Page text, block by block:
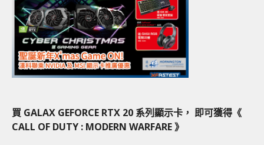
買 GALAX GEFORCE RTX 20 系列顯示卡， 即可獲得《
CALL OF DUTY : MODERN WARFARE 》